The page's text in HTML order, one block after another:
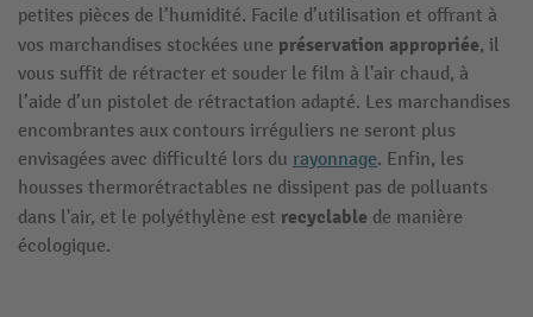
petites pièces de l’humidité. Facile d’utilisation et offrant à
vos marchandises stockées une préservation appropriée, il
vous suffit de rétracter et souder le film à l'air chaud, à
l’aide d’un pistolet de rétractation adapté. Les marchandises
encombrantes aux contours irréguliers ne seront plus
envisagées avec difficulté lors du rayonnage. Enfin, les
housses thermorétractables ne dissipent pas de polluants
dans l'air, et le polyéthylène est recyclable de manière
écologique.